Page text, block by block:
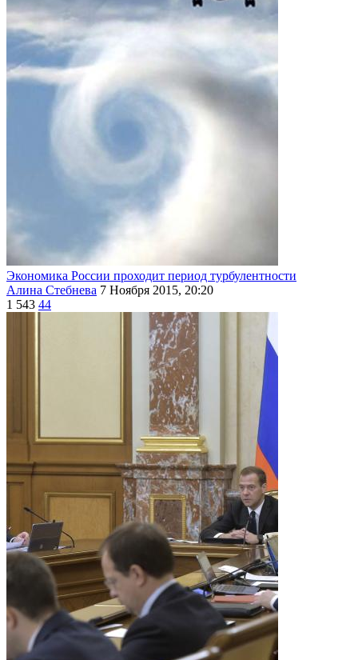
Экономика России проходит период турбулентности
Алина Стебнева 7 Ноября 2015, 20:20
1 543 44